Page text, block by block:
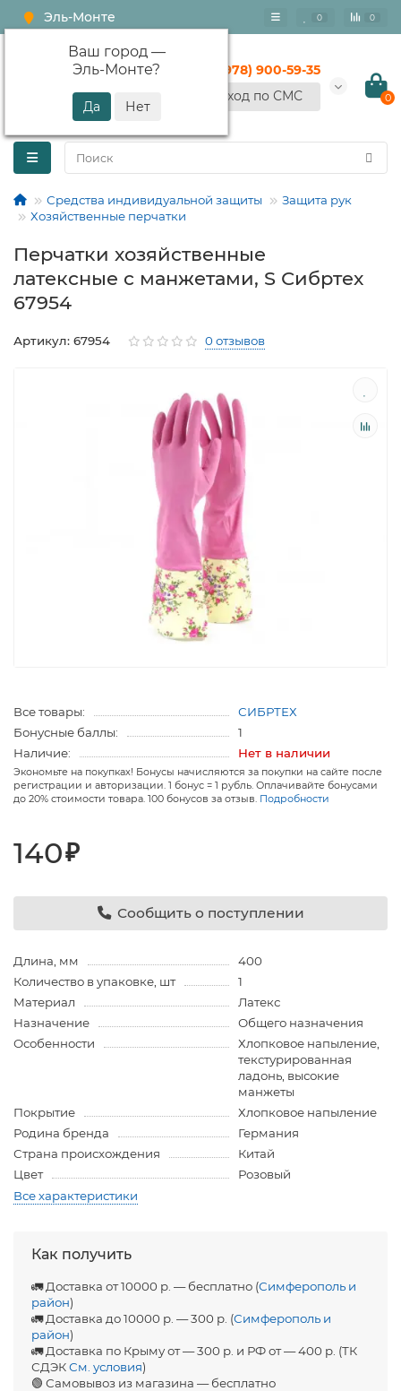
Эль-Монте
Ваш город —
Эль-Монте?
0 0
+7 (978) 900-59-35
Вход по СМС
0
Средства индивидуальной защиты
Защита рук
Хозяйственные перчатки
Перчатки хозяйственные
латексные с манжетами, S Сибртех
67954
Артикул: 67954 0 отзывов
Все товары:
СИБРТЕХ
Бонусные баллы:
1
Наличие:
Нет в наличии
Экономьте на покупках! Бонусы начисляются за покупки на сайте после
регистрации и авторизации. 1 бонус = 1 рубль. Оплачивайте бонусами
до 20% стоимости товара. 100 бонусов за отзыв. Подробности
140₽
Сообщить о поступлении
Длина, мм
400
Количество в упаковке, шт
1
Материал
Латекс
Назначение
Общего назначения
Особенности
Хлопковое напыление,
текстурированная
ладонь, высокие
манжеты
Покрытие
Хлопковое напыление
Родина бренда
Германия
Страна происхождения
Китай
Цвет
Розовый
Все характеристики
Как получить
🚛 Доставка от 10000 р. — бесплатно (Симферополь и
район)
🚛 Доставка до 10000 р. — 300 р. (Симферополь и
район)
🚛 Доставка по Крыму от — 300 р. и РФ от — 400 р. (ТК
СДЭКСм. условия)
🟢 Самовывоз из магазина — бесплатно